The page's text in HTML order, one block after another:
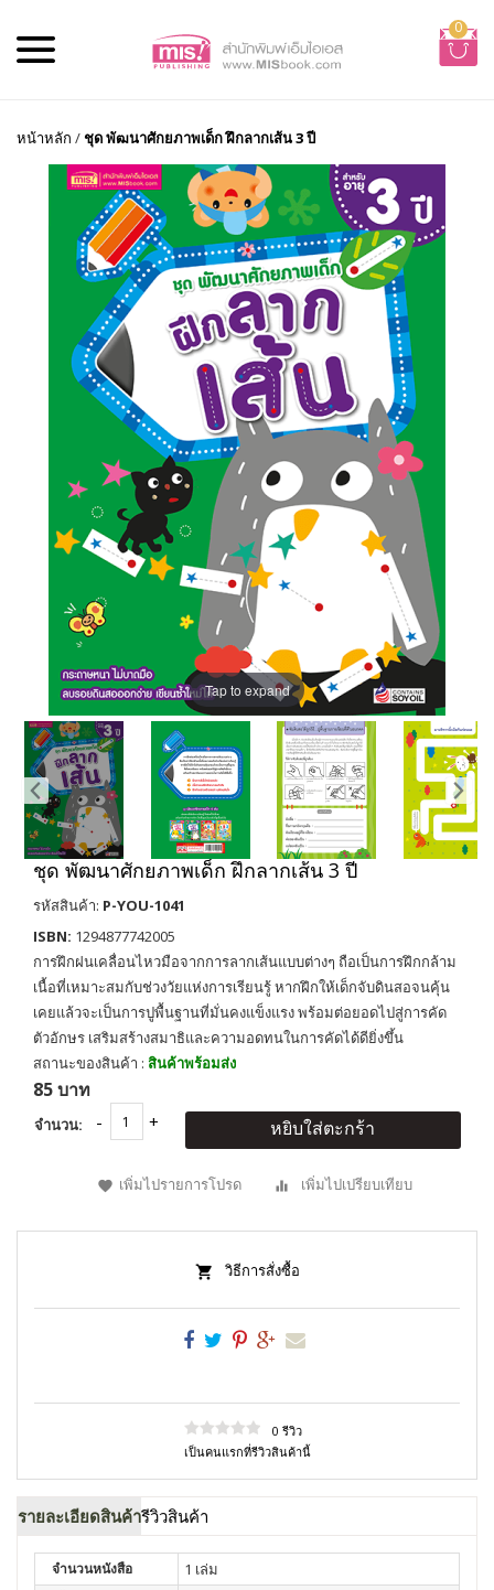
0
หน้าหลัก / ชุด พัฒนาศักยภาพเด็ก ฝึกลากเส้น 3 ปี
Tap to expand
ชุด พัฒนาศักยภาพเด็ก ฝึกลากเส้น 3 ปี
รหัสสินค้า: P-YOU-1041
ISBN: 1294877742005
การฝึกฝนเคลื่อนไหวมือจากการลากเส้นแบบต่างๆ ถือเป็นการฝึกกล้าม
เนื้อที่เหมาะสมกับช่วงวัยแห่งการเรียนรู้ หากฝึกให้เด็กจับดินสอจนคุ้น
เคยแล้วจะเป็นการปูพื้นฐานที่มั่นคงแข็งแรง พร้อมต่อยอดไปสู่การคัด
ตัวอักษร เสริมสร้างสมาธิและความอดทนในการคัดได้ดียิ่งขึ้น
สถานะของสินค้า : สินค้าพร้อมส่ง
85 บาท
จำนวน: หยิบใส่ตะกร้า
เพิ่มไปรายการโปรด เพิ่มไปเปรียบเทียบ
วิธีการสั่งซื้อ
0 รีวิว
เป็นคนแรกที่รีวิวสินค้านี้
รายละเอียดสินค้ารีวิวสินค้า
จำนวนหนังสือ 1 เล่ม